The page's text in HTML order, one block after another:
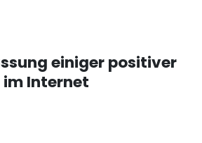
einiger positiver
Internet